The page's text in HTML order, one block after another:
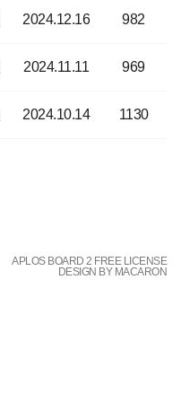
2024.12.16 982
2024.11.11 969
2024.10.14 1130
APLOS BOARD 2 FREE LICENSE
DESIGN BY MACARON